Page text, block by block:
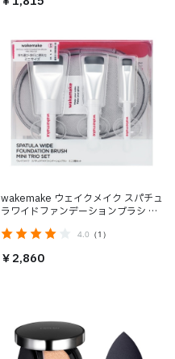
wakemake ウェイクメイク スパチュ
ラワイドファンデーションブラシ ミ
ニ３種セット
4.0 （1）
￥2,860